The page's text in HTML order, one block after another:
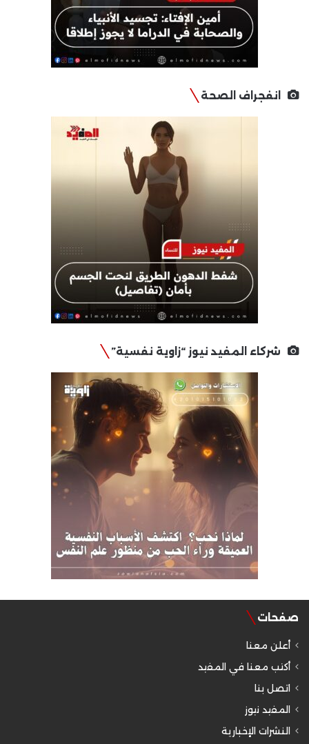
انفجراف الصحة
شركاء المفيد نيوز “زاوية نفسية”
صفحات
أعلن معنا
أكتب معنا في المفيد
اتصل بنا
المفيد نيوز
النشرات الإخبارية